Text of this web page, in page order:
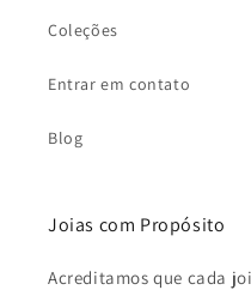
Coleções
Entrar em contato
Blog
Joias com Propósito
Acreditamos que cada